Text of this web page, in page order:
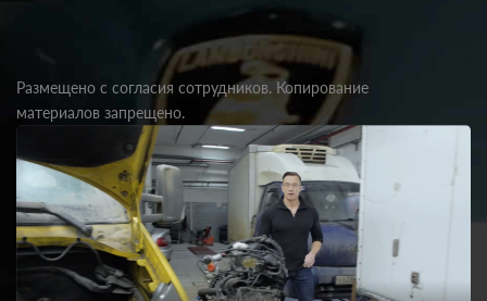
Размещено с согласия сотрудников. Копирование
материалов запрещено.